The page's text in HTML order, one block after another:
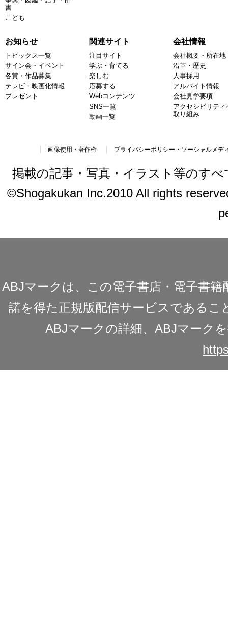
書
こども
お知らせ
トピックス一覧
サイン会・イベント
各賞・作品募集
テレビ・映画化情報
プレゼント
関連サイト
注目サイト
学ぶ・育てる
楽しむ
応募する
Webコンテンツ
SNS一覧
動画一覧
会社情報
会社概要・所在地
沿革・歴史
人事採用
アルバイト情報
会社見学要項
アクセシビリティ
取り組み
画像使用・著作権 プライバシーポリシー・ソーシャルメデ
掲載の記事・写真・イラスト等のす
©Shogakukan Inc.2010 All rights
ABJマークは、この電子書店・電子書
諾を得た正規版配信サービスであるこ
ABJマークの詳細、ABJマーク